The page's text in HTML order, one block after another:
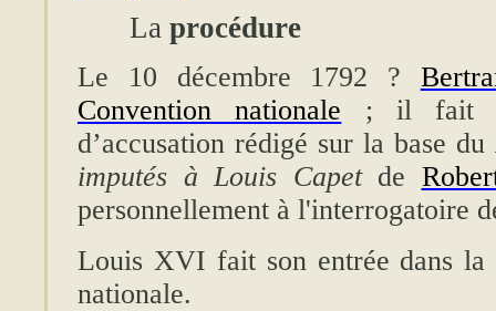
Laprocédure
Le 10 décembre 1792 ?
Convention nationale ; il fait
d’accusation rédigé sur la base du
imputés à Louis Capetde
personnellement à l'interrogatoire
Louis XVI fait son entrée dans la
nationale.